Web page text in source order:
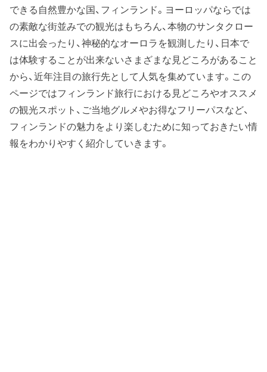
できる自然豊かな国、フィンランド。ヨーロッパならでは
の素敵な街並みでの観光はもちろん、本物のサンタクロー
スに出会ったり、神秘的なオーロラを観測したり、日本で
は体験することが出来ないさまざまな見どころがあること
から、近年注目の旅行先として人気を集めています。この
ページではフィンランド旅行における見どころやオススメ
の観光スポット、ご当地グルメやお得なフリーパスなど、
フィンランドの魅力をより楽しむために知っておきたい情
報をわかりやすく紹介していきます。